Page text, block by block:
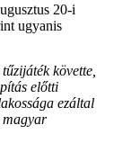
20-i
ugyanis
követte,
előtti
ezáltal
magyar